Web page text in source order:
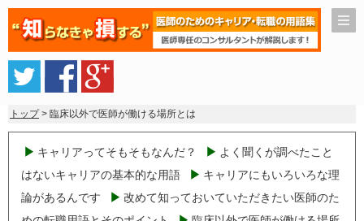
トップ> 臨床以外で医師が働ける場所とは
キャリアってそもそもなんだ？
よく聞くが調べたこと
はないキャリアの基本的な用語
キャリアにもいろいろな理
論があるんです
改めて知っておいていただきたい医師のた